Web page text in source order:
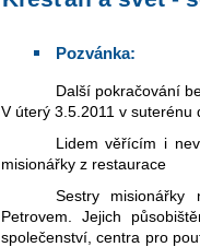
Pozvánka:
Další pokračování
V úterý 3.5.2011 v suterénu
Lidem věřícím i nevěřícím je třeba přinášet "Živou vodu", říkají
misionářky z restaurace
Sestry misionářky nás obslouží v restauraci Živá voda pod
Petrovem. Jejich
společenství, centra pro